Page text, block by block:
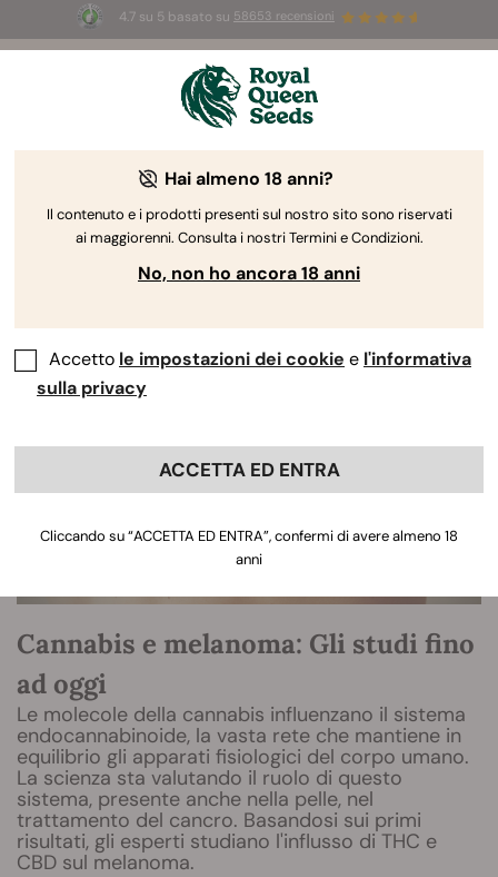
4.7 su 5 basato su 58653 recensioni
Summer Sales:Fino al 50% di sconto
su prodotti selezionati! ⏤
The RQS Blog
Cannabis e melanoma: Gli studi fino
ad oggi
Le molecole della cannabis influenzano il sistema
endocannabinoide, la vasta rete che mantiene in
equilibrio gli apparati fisiologici del corpo umano.
La scienza sta valutando il ruolo di questo
sistema, presente anche nella pelle, nel
trattamento del cancro. Basandosi sui primi
risultati, gli esperti studiano l'influsso di THC e
CBD sul melanoma.
Hai almeno 18 anni?
Il contenuto e i prodotti presenti sul nostro sito sono riservati
ai maggiorenni. Consulta i nostri Termini e Condizioni.
No, non ho ancora 18 anni
Accetto le impostazioni dei cookie e l'informativa
sulla privacy
ACCETTA ED ENTRA
Cliccando su “ACCETTA ED ENTRA”, confermi di avere almeno 18
anni